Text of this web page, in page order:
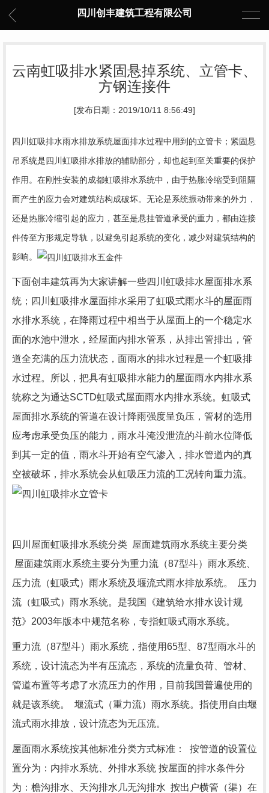
四川创丰建筑工程有限公司
云南虹吸排水紧固悬掉系统、立管卡、
方钢连接件
[发布日期：2019/10/11 8:56:49]
四川虹吸排水雨水排放系统屋面排水过程中用到的立管卡 ；紧固悬
吊系统是四川虹吸排水排放的辅助部分，却也起到至关重要的保护
作用。在刚性安装的成都虹吸排水系统中，由于热胀冷缩受到阻隔
而产生的应力会对建筑结构成破坏。无论是系统振动带来的外力，
还是热胀冷缩引起的应力，甚至是悬挂管道承受的重力，都由连接
件传至方形规定导轨，以避免引起系统的变化，减少对建筑结构的
影响。
下面创丰建筑再为大家讲解一些四川虹吸排水屋面排水系
统；四川虹吸排水屋面排水采用了虹吸式雨水斗的屋面雨
水排水系统，在降雨过程中相当于从屋面上的一个稳定水
面的水池中泄水，经屋面内排水管系，从排出管排出，管
道全充满的压力流状态，面雨水的排水过程是一个虹吸排
水过程。所以，把具有虹吸排水能力的屋面雨水内排水系
统称之为通达SCTD虹吸式屋面雨水内排水系统。虹吸式
屋面排水系统的管道在设计降雨强度呈负压，管材的选用
应考虑承受负压的能力，雨水斗淹没泄流的斗前水位降低
到其一定的值，雨水斗开始有空气渗入，排水管道内的真
空被破坏，排水系统会从虹吸压力流的工况转向重力流。
四川屋面虹吸排水系统分类 屋面建筑雨水系统主要分类
屋面建筑雨水系统主要分为重力流（87型斗）雨水系统、
压力流（虹吸式）雨水系统及堰流式雨水排放系统。 压力
流（虹吸式）雨水系统。是我国《建筑给水排水设计规
范》2003年版本中规范名称，专指虹吸式雨水系统。
重力流（87型斗）雨水系统，指使用65型、87型雨水斗的
系统，设计流态为半有压流态，系统的流量负荷、管材、
管道布置等考虑了水流压力的作用，目前我国普遍使用的
就是该系统。 堰流式（重力流）雨水系统。指使用自由堰
流式雨水排放，设计流态为无压流。
屋面雨水系统按其他标准分类方式标准： 按管道的设置位
置分为：内排水系统、外排水系统 按屋面的排水条件分
为：檐沟排水、天沟排水几无沟排水 按出户横管（渠）在